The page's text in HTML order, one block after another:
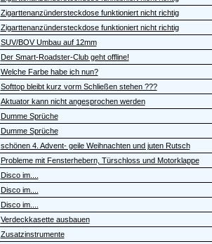
Zigarttenanzündersteckdose funktioniert nicht richtig
Zigarttenanzündersteckdose funktioniert nicht richtig
SUV/BOV Umbau auf 12mm
Der Smart-Roadster-Club geht offline!
Welche Farbe habe ich nun?
Softtop bleibt kurz vorm Schließen stehen ???
Aktuator kann nicht angesprochen werden
Dumme Sprüche
Dumme Sprüche
schönen 4. Advent- geile Weihnachten und juten Rutsch
Probleme mit Fensterhebern, Türschloss und Motorklappe
Disco im....
Disco im....
Disco im....
Verdeckkasette ausbauen
Zusatzinstrumente